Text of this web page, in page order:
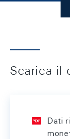
Scarica il
Dati